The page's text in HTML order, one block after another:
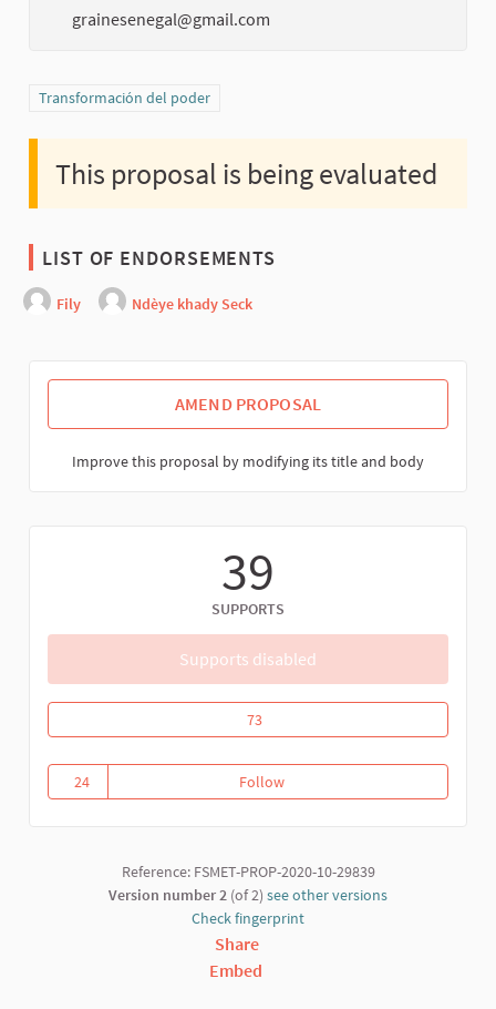
grainesenegal@gmail.com
Filter results for category: Transformación del poder
Transformación del poder
This proposal is being evaluated
LIST OF ENDORSEMENTS
Fily Ndèye khady Seck
AMEND PROPOSAL
Improve this proposal by modifying its title and body
39
SUPPORTS
Supports disabled
Riposte communautaire contre la
73
24
24 followers
FollowRiposte communautaire contre
Reference: FSMET-PROP-2020-10-29839
Version number 2 (of 2) see other versions
Check fingerprint
Share
Embed